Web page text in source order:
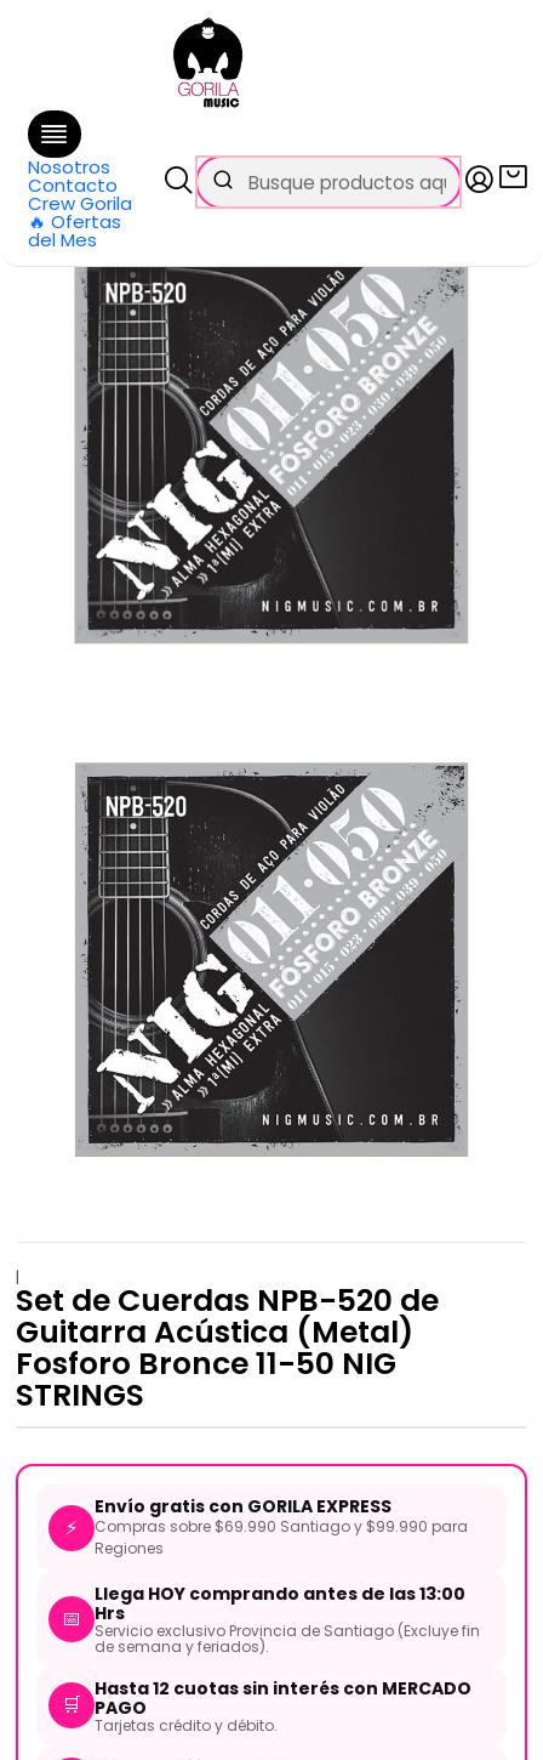
Nosotros
Contacto
Crew Gorila
🔥 Ofertas
del Mes
GRATIS
en Santiago y $99.990 en Regiones
Categorías Guitarras
Set de Cuerdas NPB-520 de Guitarra Acústica (Metal) Fosforo
|
Set de Cuerdas NPB-520 de
Guitarra Acústica (Metal)
Fosforo Bronce 11-50 NIG
STRINGS
⚡
Envío gratis con GORILA EXPRESS
Compras sobre $69.990 Santiago y $99.990 para
Regiones
📅
Llega HOY comprando antes de las 13:00
Hrs
Servicio exclusivo Provincia de Santiago (Excluye fin
de semana y feriados).
🛒
Hasta 12 cuotas sin interés con MERCADO
PAGO
Tarjetas crédito y débito.